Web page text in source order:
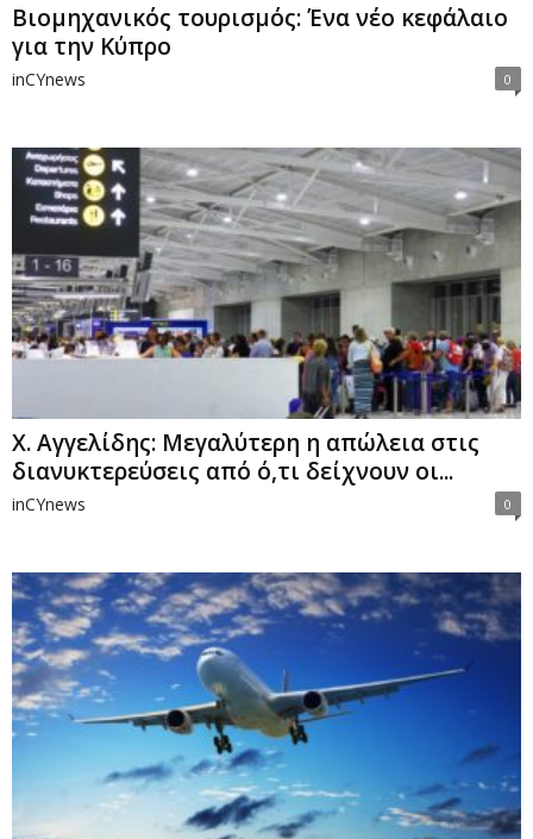
Βιομηχανικός τουρισμός: Ένα νέο κεφάλαιο
για την Κύπρο
inCYnews 0
Χ. Αγγελίδης: Μεγαλύτερη η απώλεια στις
διανυκτερεύσεις από ό,τι δείχνουν οι...
inCYnews 0